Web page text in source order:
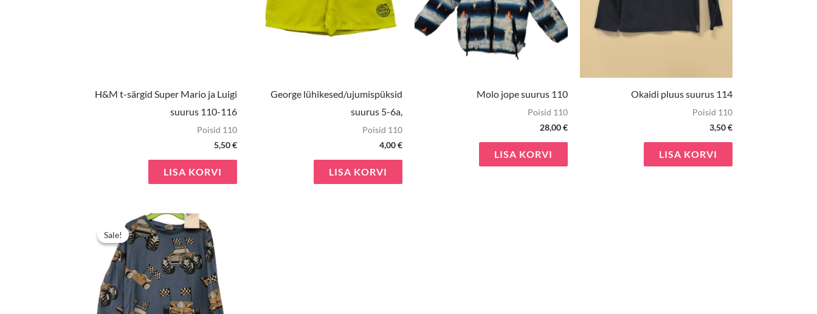
H&M t-särgid Super Mario ja Luigi
suurus 110-116
Poisid 110
5,50€
LISA KORVI
George lühikesed/ujumispüksid
suurus 5-6a,
Poisid 110
4,00€
LISA KORVI
Molo jope suurus 110
Poisid 110
28,00€
LISA KORVI
Okaidi pluus suurus 114
Poisid 110
3,50€
LISA KORVI
Sale!
Sale!
6,00 €.